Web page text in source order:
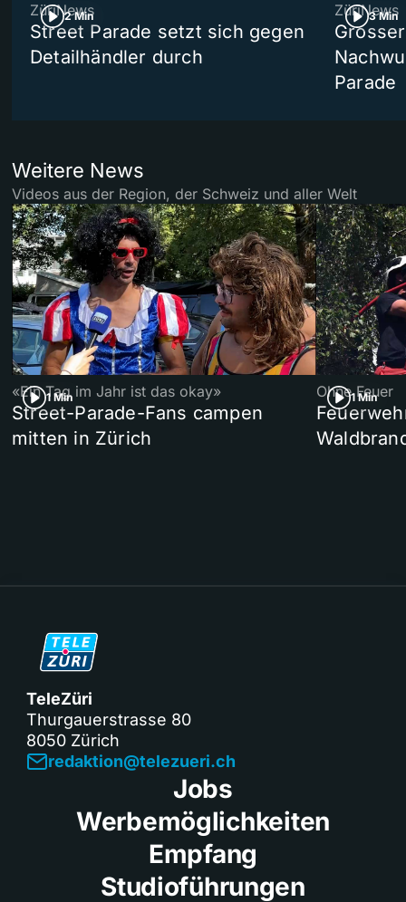
2 Min
ZüriNews
Street Parade setzt sich gegen
Detailhändler durch
3 Min
ZüriNews
Parade
Weitere News
Videos aus der Region, der Schweiz und aller Welt
1 Min
«Ein Tag im Jahr ist das okay»
Street-Parade-Fans campen
mitten in Zürich
1 Min
Ohne Feuer
TeleZüri
Thurgauerstrasse 80
8050 Zürich
redaktion@telezueri.ch
Jobs
Werbemöglichkeiten
Empfang
Studioführungen